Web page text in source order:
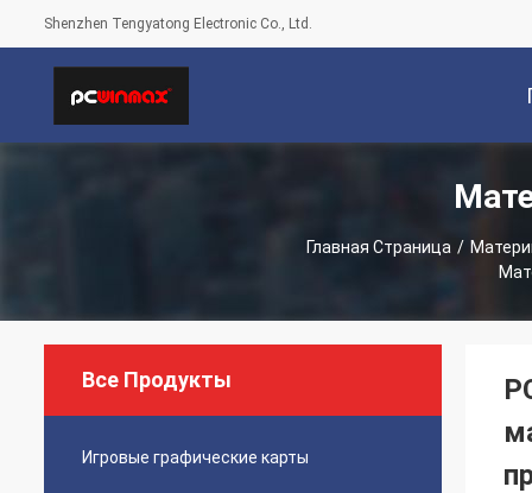
Shenzhen Tengyatong Electronic Co., Ltd.
Главная Страница /
Все Продукты
Игровые графические карты